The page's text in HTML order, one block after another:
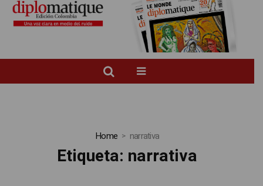
Home narrativa
Etiqueta: narrativa